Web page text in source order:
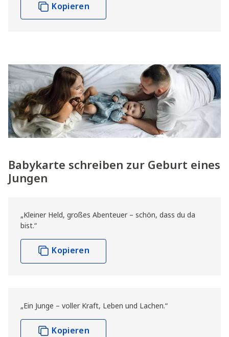
Kopieren
Babykarte schreiben zur Geburt eines
Jungen
„Kleiner Held, großes Abenteuer – schön, dass du da
bist.“
Kopieren
„Ein Junge – voller Kraft, Leben und Lachen.“
Kopieren